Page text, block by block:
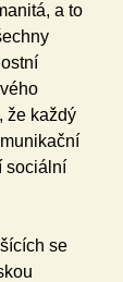
a to
že každý
sociální
se